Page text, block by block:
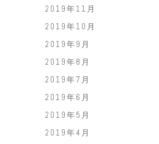
2019年11月
2019年10月
2019年9月
2019年8月
2019年7月
2019年6月
2019年5月
2019年4月